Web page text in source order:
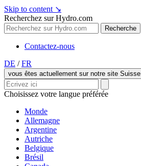
Skip to content ↘
Recherchez sur Hydro.com
Recherche
Contactez-nous
DE / FR
vous êtes actuellement sur notre site Suisse
Choisissez votre langue préférée
Monde
Allemagne
Argentine
Autriche
Belgique
Brésil